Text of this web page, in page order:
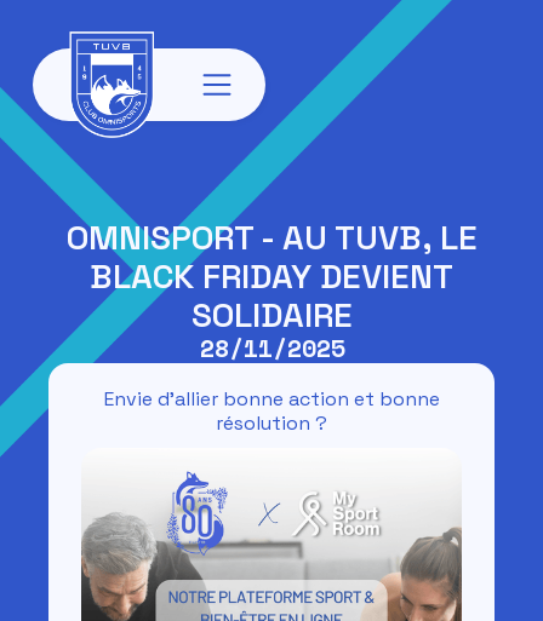
OMNISPORT - AU TUVB, LE
BLACK FRIDAY DEVIENT
SOLIDAIRE
28/11/2025
Envie d’allier bonne action et bonne
résolution ?